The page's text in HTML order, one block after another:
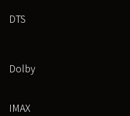
DTS
Dolby
IMAX